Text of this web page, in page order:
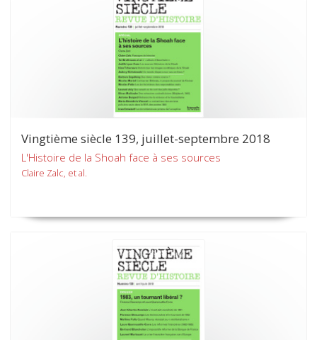
Vingtième siècle 139, juillet-septembre 2018
L'Histoire de la Shoah face à ses sources
Claire Zalc, et al.